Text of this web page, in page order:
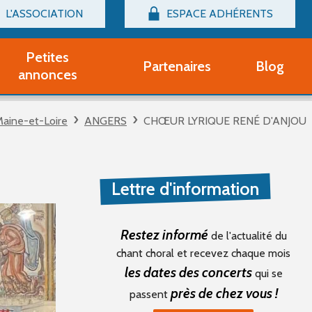
L'ASSOCIATION
Billetterie
adhérent Groupe Vocal
adhérent Partenaire
un compte Découverte
ESPACE ADHÉRENTS
Connexion
Petites
annonces
d'occasion
Partenaires Blog
et-Loire ANGERS CHŒUR LYRIQUE RENÉ D'ANJOU
Lettre d'information
Restez informé de l'actualité du
chant choral et recevez chaque mois
les dates des concertsqui se
passent près de chez vous !